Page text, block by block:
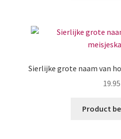
Sierlijke grote naam van
19.95
Product